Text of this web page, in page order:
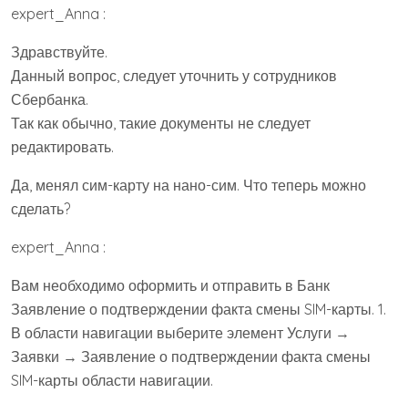
expert_Anna :
Здравствуйте.
Данный вопрос, следует уточнить у сотрудников
Сбербанка.
Так как обычно, такие документы не следует
редактировать.
Да, менял сим-карту на нано-сим. Что теперь можно
сделать?
expert_Anna :
Вам необходимо оформить и отправить в Банк
Заявление о подтверждении факта смены SIM-карты. 1.
В области навигации выберите элемент Услуги →
Заявки → Заявление о подтверждении факта смены
SIM-карты области навигации.